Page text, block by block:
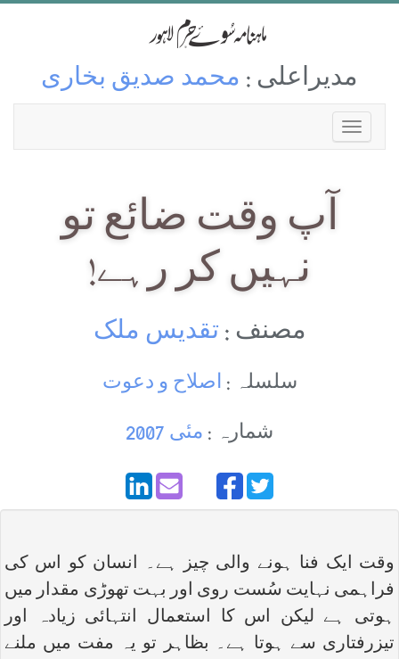
مدیراعلی : محمد صدیق بخاری
آپ وقت ضائع تو
نہیں کر رہے!
مصنف : تقدیس ملک
سلسلہ : اصلاح و دعوت
شمارہ : مئی 2007
وقت ایک فنا ہونے والی چیز ہے۔ انسان کو اس کی
فراہمی نہایت سُست روی اور بہت تھوڑی مقدار میں
ہوتی ہے لیکن اس کا استعمال انتہائی زیادہ اور
تیزرفتاری سے ہوتا ہے۔ بظاہر تو یہ مفت میں ملنے